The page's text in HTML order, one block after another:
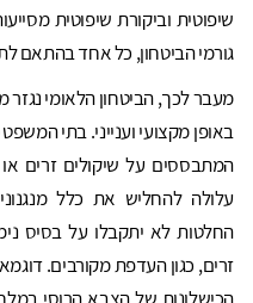
שיפוטית וביקורת שיפוטית
גורמי הביטחון, כל אחד בהתאם
מעבר לכך, הביטחון הלאומי
באופן מקצועי וענייני. בתי
המתבססים על שיקולים זרים
עלולה להחליש את כלל
החלטות לא יתקבלו על בסיס
זרים, כגון העדפת מקורבים.